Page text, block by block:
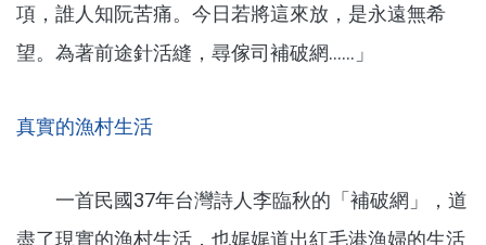
項，誰人知阮苦痛。今日若將這來放，是永遠無希
望。為著前途針活縫，尋傢司補破網......」
真實的漁村生活
一首民國37年台灣詩人李臨秋的「補破網」，道
盡了現實的漁村生活，也娓娓道出紅毛港漁婦的生活